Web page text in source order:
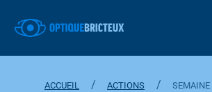
ACCUEIL / ACTIONS / SEMAINE